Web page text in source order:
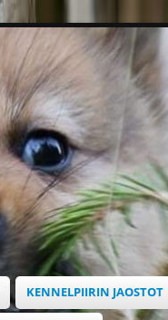
KENNELPIIRIN JAOSTOT